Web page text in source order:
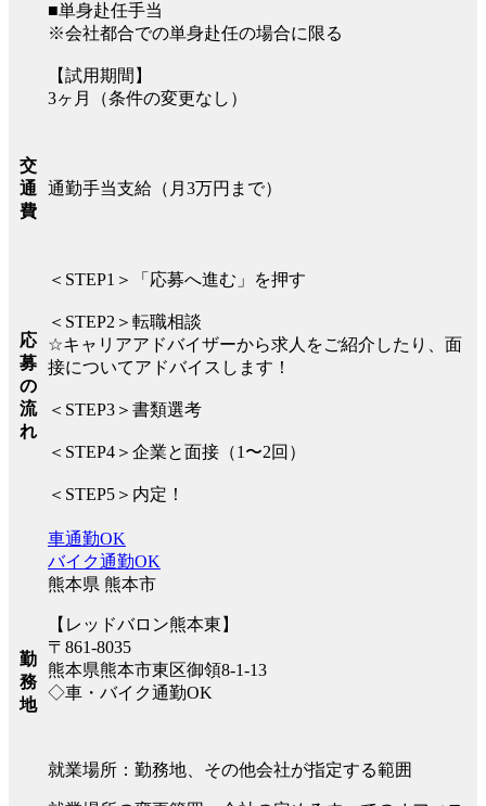
■単身赴任手当
※会社都合での単身赴任の場合に限る
【試用期間】
3ヶ月（条件の変更なし）
交
通
費
通勤手当支給（月3万円まで）
応
募
の
流
れ
＜STEP1＞「応募へ進む」を押す
＜STEP2＞転職相談
☆キャリアアドバイザーから求人をご紹介したり、面
接についてアドバイスします！
＜STEP3＞書類選考
＜STEP4＞企業と面接（1〜2回）
＜STEP5＞内定！
勤
務
地
車通勤OK
バイク通勤OK
熊本県 熊本市
【レッドバロン熊本東】
〒861-8035
熊本県熊本市東区御領8-1-13
◇車・バイク通勤OK
就業場所：勤務地、その他会社が指定する範囲